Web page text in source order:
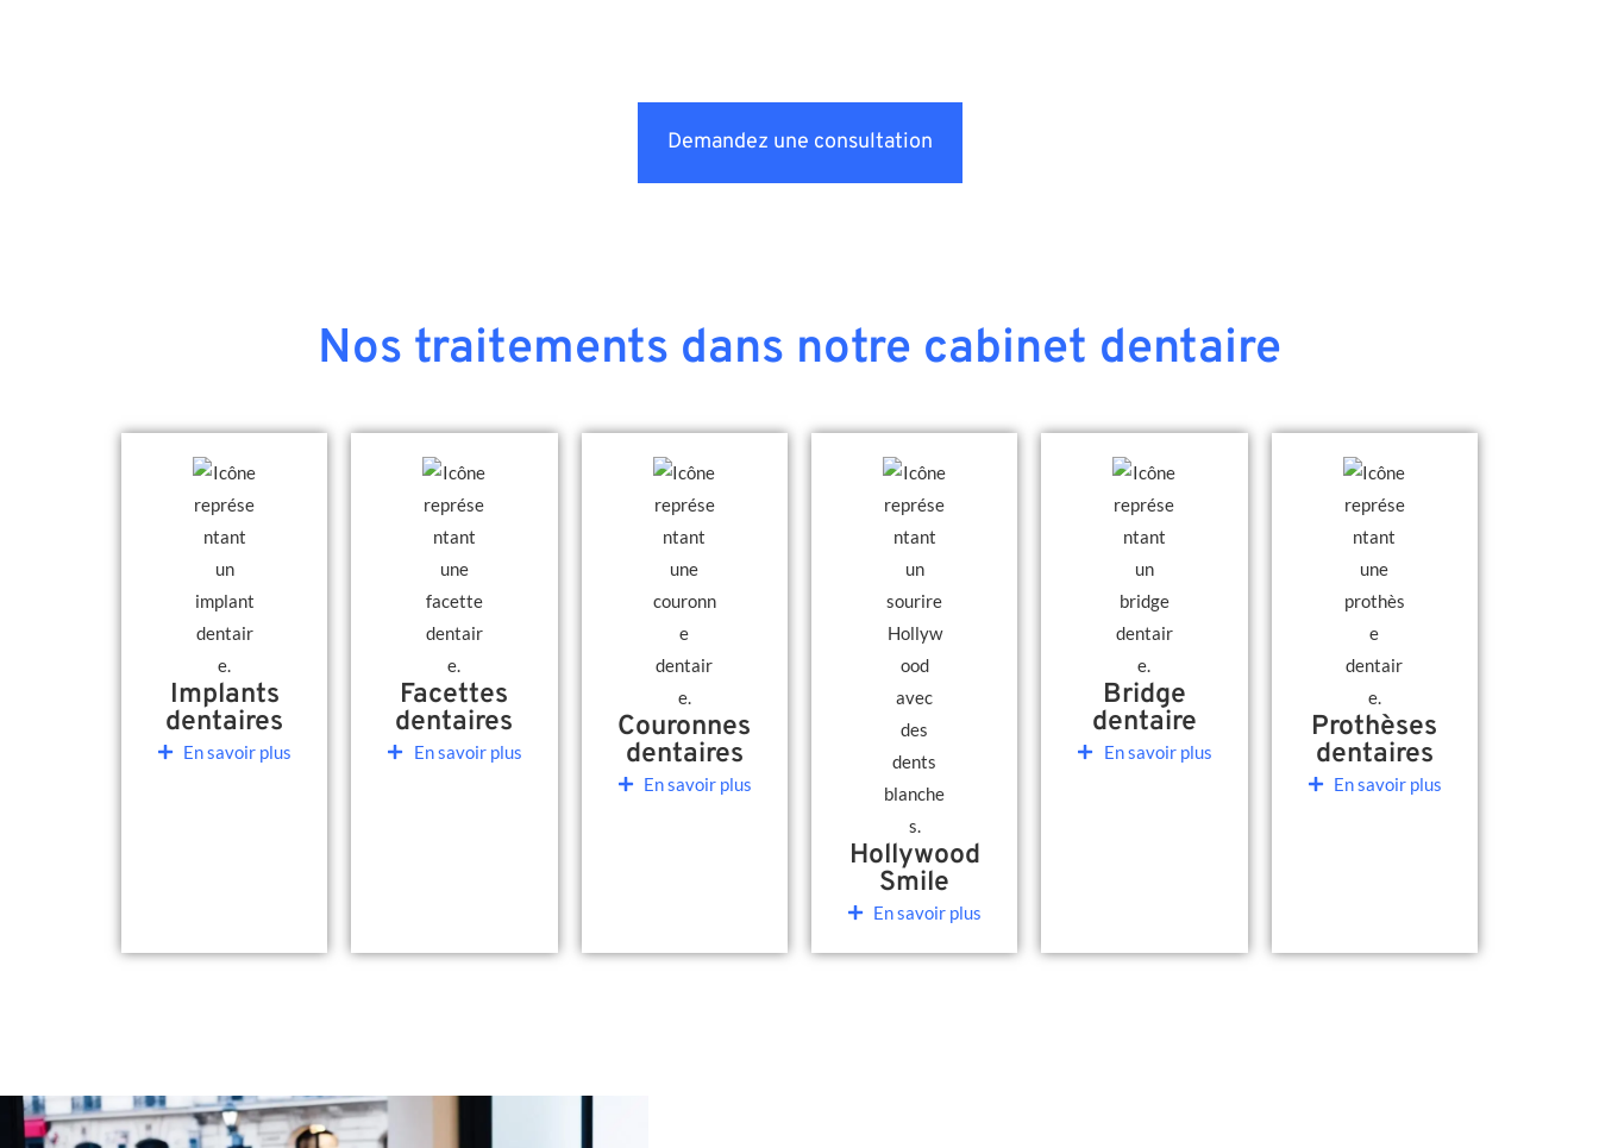
Demandez une consultation
Nos traitements dans notre cabinet dentaire
Implants
dentaires
En savoir plus
Facettes
dentaires
En savoir plus
Couronnes
dentaires
En savoir plus
Hollywood
Smile
En savoir plus
Bridge
dentaire
En savoir plus
Prothèses
dentaires
En savoir plus